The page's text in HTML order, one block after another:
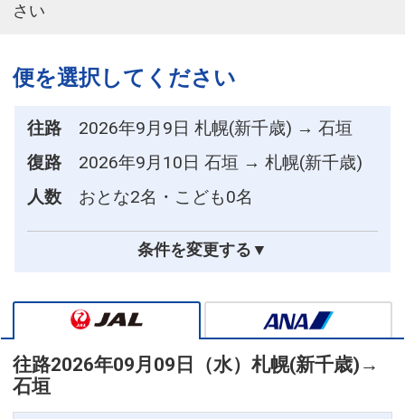
さい
便を選択してください
往路
2026年9月9日 札幌(新千歳) → 石垣
復路
2026年9月10日 石垣 → 札幌(新千歳)
人数
おとな2名・こども0名
条件を変更する▼
往路2026年09月09日（水） 札幌(新千歳) →
石垣